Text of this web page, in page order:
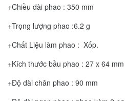
+Chiều dài phao : 350 mm
+Trọng lượng phao :6.2 g
+Chất Liệu làm phao : Xốp.
+Kích thước bầu phao : 27 x 64 mm
+Độ dài chân phao : 90 mm